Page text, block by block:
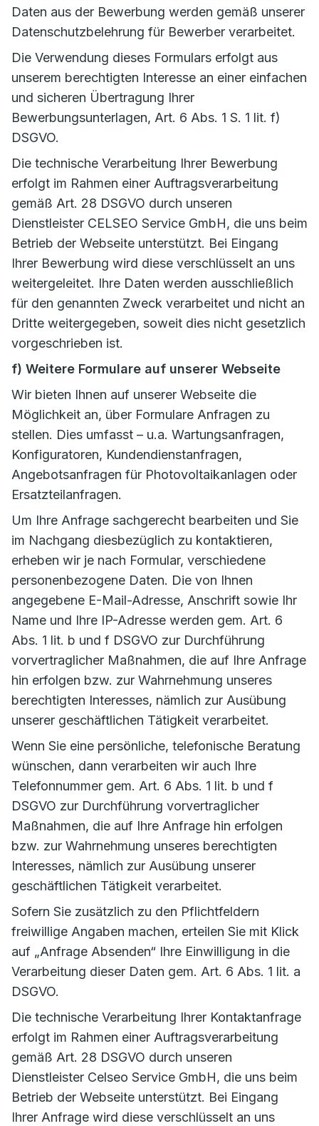
Daten aus der Bewerbung werden gemäß unserer
Datenschutzbelehrung für Bewerber verarbeitet.
Die Verwendung dieses Formulars erfolgt aus
unserem berechtigten Interesse an einer einfachen
und sicheren Übertragung Ihrer
Bewerbungsunterlagen, Art. 6 Abs. 1 S. 1 lit. f)
DSGVO.
Die technische Verarbeitung Ihrer Bewerbung
erfolgt im Rahmen einer Auftragsverarbeitung
gemäß Art. 28 DSGVO durch unseren
Dienstleister CELSEO Service GmbH, die uns beim
Betrieb der Webseite unterstützt. Bei Eingang
Ihrer Bewerbung wird diese verschlüsselt an uns
weitergeleitet. Ihre Daten werden ausschließlich
für den genannten Zweck verarbeitet und nicht an
Dritte weitergegeben, soweit dies nicht gesetzlich
vorgeschrieben ist.
f) Weitere Formulare auf unserer Webseite
Wir bieten Ihnen auf unserer Webseite die
Möglichkeit an, über Formulare Anfragen zu
stellen. Dies umfasst – u.a. Wartungsanfragen,
Konfiguratoren, Kundendienstanfragen,
Angebotsanfragen für Photovoltaikanlagen oder
Ersatzteilanfragen.
Um Ihre Anfrage sachgerecht bearbeiten und Sie
im Nachgang diesbezüglich zu kontaktieren,
erheben wir je nach Formular, verschiedene
personenbezogene Daten. Die von Ihnen
angegebene E-Mail-Adresse, Anschrift sowie Ihr
Name und Ihre IP-Adresse werden gem. Art. 6
Abs. 1 lit. b und f DSGVO zur Durchführung
vorvertraglicher Maßnahmen, die auf Ihre Anfrage
hin erfolgen bzw. zur Wahrnehmung unseres
berechtigten Interesses, nämlich zur Ausübung
unserer geschäftlichen Tätigkeit verarbeitet.
Wenn Sie eine persönliche, telefonische Beratung
wünschen, dann verarbeiten wir auch Ihre
Telefonnummer gem. Art. 6 Abs. 1 lit. b und f
DSGVO zur Durchführung vorvertraglicher
Maßnahmen, die auf Ihre Anfrage hin erfolgen
bzw. zur Wahrnehmung unseres berechtigten
Interesses, nämlich zur Ausübung unserer
geschäftlichen Tätigkeit verarbeitet.
Sofern Sie zusätzlich zu den Pflichtfeldern
freiwillige Angaben machen, erteilen Sie mit Klick
auf „Anfrage Absenden“ Ihre Einwilligung in die
Verarbeitung dieser Daten gem. Art. 6 Abs. 1 lit. a
DSGVO.
Die technische Verarbeitung Ihrer Kontaktanfrage
erfolgt im Rahmen einer Auftragsverarbeitung
gemäß Art. 28 DSGVO durch unseren
Dienstleister Celseo Service GmbH, die uns beim
Betrieb der Webseite unterstützt. Bei Eingang
Ihrer Anfrage wird diese verschlüsselt an uns